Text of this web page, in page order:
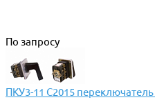
По запросу
ПКУ3-11 С2015